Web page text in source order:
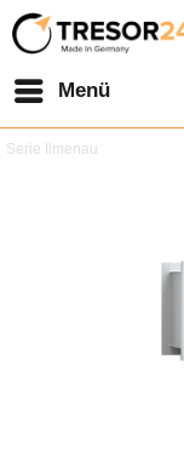
Menü
Serie Ilmenau